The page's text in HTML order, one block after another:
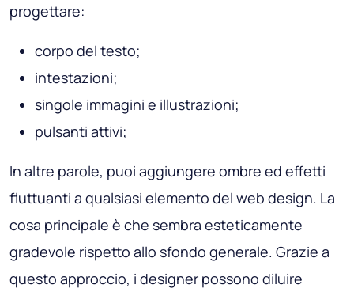
progettare:
corpo del testo;
intestazioni;
singole immagini e illustrazioni;
pulsanti attivi;
In altre parole, puoi aggiungere ombre ed effetti
fluttuanti a qualsiasi elemento del web design. La
cosa principale è che sembra esteticamente
gradevole rispetto allo sfondo generale. Grazie a
questo approccio, i designer possono diluire